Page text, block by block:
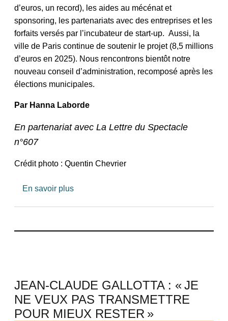
d’euros, un record), les aides au mécénat et
sponsoring, les partenariats avec des entreprises et les
forfaits versés par l’incubateur de start-up. Aussi, la
ville de Paris continue de soutenir le projet (8,5 millions
d’euros en 2025). Nous rencontrons bientôt notre
nouveau conseil d’administration, recomposé après les
élections municipales.
Par Hanna Laborde
En partenariat avec La Lettre du Spectacle
n°607
Crédit photo : Quentin Chevrier
En savoir plussur Nous actualisons le projet du 104 à
JEAN-CLAUDE GALLOTTA : « JE
NE VEUX PAS TRANSMETTRE
POUR MIEUX RESTER »